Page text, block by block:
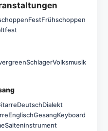
FestFrühschoppen
SchlagerVolksmusik
DeutschDialekt
EnglischGesangKeyboard
Saiteninstrument